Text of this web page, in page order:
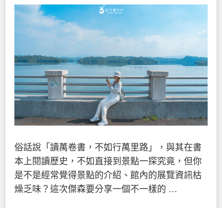
俗話說「讀萬卷書，不如行萬里路」，與其在書
本上閱讀歷史，不如直接到景點一探究竟，但你
是不是經常覺得景點的介紹、館內的展覽資訊枯
燥乏味？這次傑森要分享一個不一樣的 …